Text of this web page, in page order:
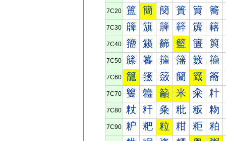
7C20 簠 簡 簢 簣 簤 簥
7C30 簰 簱 簲 簳 簴 簵
7C40 籀 籁 籂 籃 籄 籅
7C50 籐 籑 籒 籓 籔 籕
7C60 籠 籡 籢 籣 籤 籥
7C70 籰 籱 籲 米 籴 籵
7C80 粀 粁 粂 粃 粄 粅
7C90 粐 粑 粒 粓 粔 粕